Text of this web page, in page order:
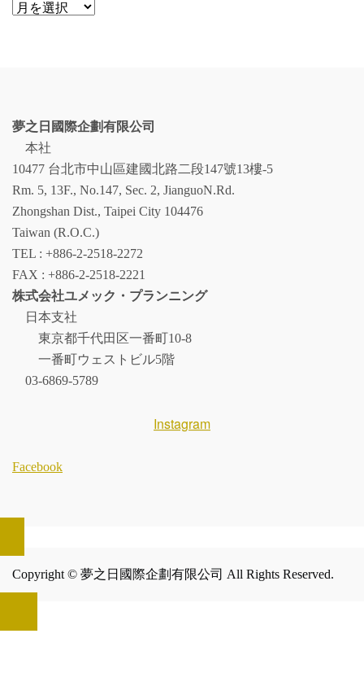
ア
夢之日國際企劃有限公司
本社
10477 台北市中山區建國北路二段147號13樓-5
Rm. 5, 13F., No.147, Sec. 2, JianguoN.Rd.
Zhongshan Dist., Taipei City 104476
Taiwan (R.O.C.)
TEL : +886-2-2518-2272
FAX : +886-2-2518-2221
株式会社ユメック・プランニング
日本支社
東京都千代田区一番町10-8
一番町ウェストビル5階
03-6869-5789
Instagram
Facebook
Copyright © 夢之日國際企劃有限公司 All Rights Reserved.